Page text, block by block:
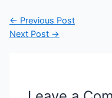
Post
navigation
← Previous Post
Next Post →